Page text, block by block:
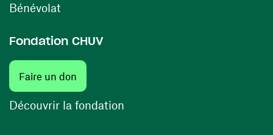
Bénévolat
Fondation CHUV
Faire un don
Découvrir la fondation